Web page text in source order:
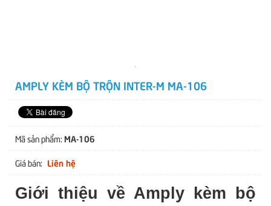
AMPLY KÈM BỘ TRỘN INTER-M MA-106
Mã sản phẩm: MA-106
Giá bán: Liên hệ
Giới thiệu về Amply kèm bộ